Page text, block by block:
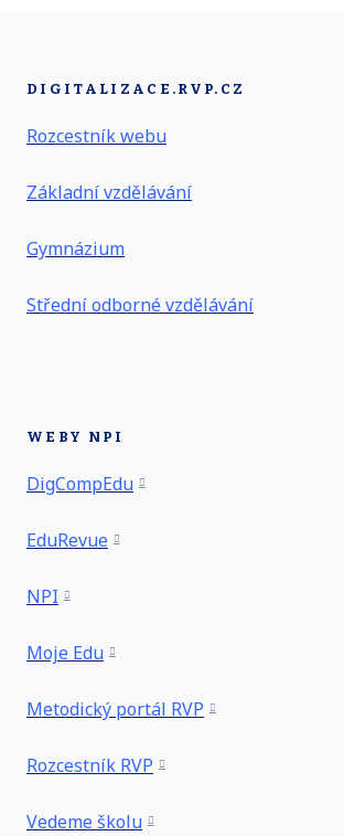
DIGITALIZACE.RVP.CZ
Rozcestník webu
Základní vzdělávání
Gymnázium
Střední odborné vzdělávání
WEBY NPI
DigCompEdu
EduRevue
NPI
Moje Edu
Metodický portál RVP
Rozcestník RVP
Vedeme školu